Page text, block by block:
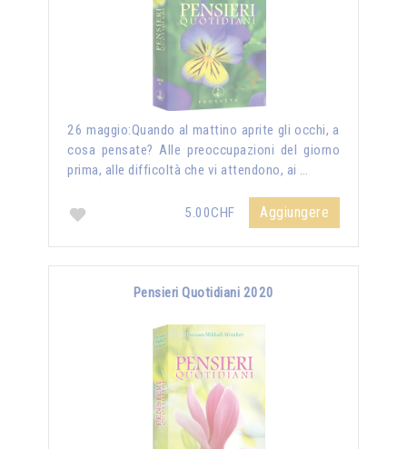
26 maggio:Quando al mattino aprite gli occhi, a
cosa pensate? Alle preoccupazioni del giorno
prima, alle difficoltà che vi attendono, ai …
5.00CHF Aggiungere
Pensieri Quotidiani 2020